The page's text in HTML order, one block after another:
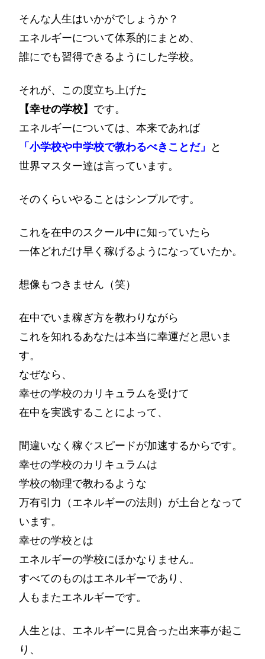
そんな人生はいかがでしょうか？
エネルギーについて体系的にまとめ、
誰にでも習得できるようにした学校。
それが、この度立ち上げた
【幸せの学校】 です。
エネルギーについては、本来であれば
「小学校や中学校で教わるべきことだ」 と
世界マスター達は言っています。
そのくらいやることはシンプルです。
これを在中のスクール中に知っていたら
一体どれだけ早く稼げるようになっていたか。
想像もつきません（笑）
在中でいま稼ぎ方を教わりながら
これを知れるあなたは本当に幸運だと思いま
す。
なぜなら、
幸せの学校のカリキュラムを受けて
在中を実践することによって、
間違いなく稼ぐスピードが加速するからです。
幸せの学校のカリキュラムは
学校の物理で教わるような
万有引力（エネルギーの法則）が土台となって
います。
幸せの学校とは
エネルギーの学校にほかなりません。
すべてのものはエネルギーであり、
人もまたエネルギーです。
人生とは、エネルギーに見合った出来事が起こ
り、